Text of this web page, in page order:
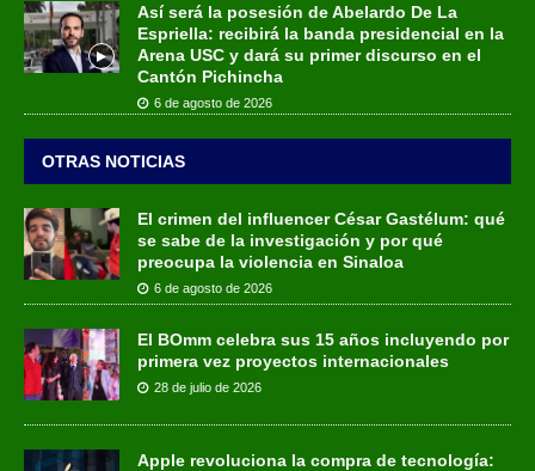
Así será la posesión de Abelardo De La
Espriella: recibirá la banda presidencial en la
Arena USC y dará su primer discurso en el
Cantón Pichincha
6 de agosto de 2026
OTRAS NOTICIAS
El crimen del influencer César Gastélum: qué
se sabe de la investigación y por qué
preocupa la violencia en Sinaloa
6 de agosto de 2026
El BOmm celebra sus 15 años incluyendo por
primera vez proyectos internacionales
28 de julio de 2026
Apple revoluciona la compra de tecnología: